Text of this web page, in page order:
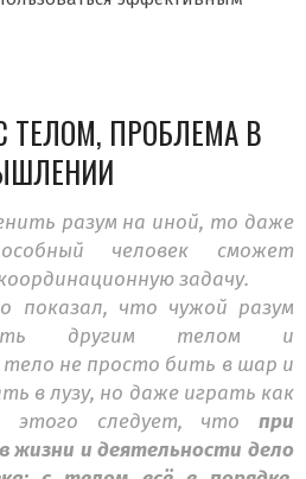
ТЕЛОМ, ПРОБЛЕМА В
разум на иной, то даже
человек сможет
задачу.
показал, что чужой разум
другим телом и
не просто бить в шар и
в лузу, но даже играть как
этого следует, что при
жизни и деятельности дело